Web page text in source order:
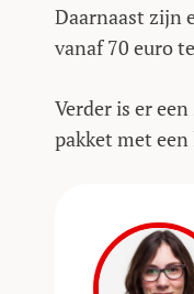
Daarnaast zijn
vanaf 70 euro
Verder is er
pakket met